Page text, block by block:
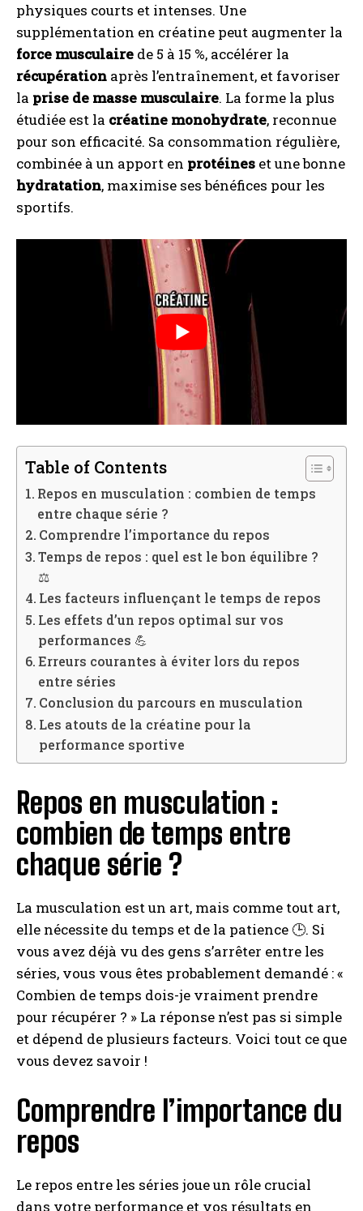
physiques courts et intenses. Une
supplémentation en créatine peut augmenter la
force musculaire de 5 à 15 %, accélérer la
récupération après l’entraînement, et favoriser
la prise de masse musculaire. La forme la plus
étudiée est la créatine monohydrate, reconnue
pour son efficacité. Sa consommation régulière,
combinée à un apport en protéines et une bonne
hydratation, maximise ses bénéfices pour les
sportifs.
Table of Contents
Repos en musculation : combien de temps
entre chaque série ?
Comprendre l’importance du repos
Temps de repos : quel est le bon équilibre ?
⚖️
Les facteurs influençant le temps de repos
Les effets d’un repos optimal sur vos
performances 💪
Erreurs courantes à éviter lors du repos
entre séries
Conclusion du parcours en musculation
Les atouts de la créatine pour la
performance sportive
Repos en musculation :
combien de temps entre
chaque série ?
La musculation est un art, mais comme tout art,
elle nécessite du temps et de la patience 🕒. Si
vous avez déjà vu des gens s’arrêter entre les
séries, vous vous êtes probablement demandé : «
Combien de temps dois-je vraiment prendre
pour récupérer ? » La réponse n’est pas si simple
et dépend de plusieurs facteurs. Voici tout ce que
vous devez savoir !
Comprendre l’importance du
repos
Le repos entre les séries joue un rôle crucial
dans votre performance et vos résultats en